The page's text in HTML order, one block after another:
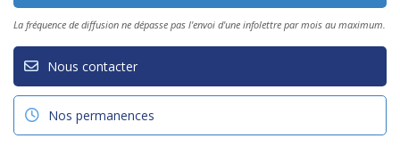
La fréquence de diffusion ne dépasse pas l'envoi d'une infolettre par mois au maximum.
Nous contacter
Nos permanences